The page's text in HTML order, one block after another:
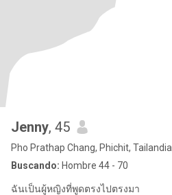
Jenny, 45
Pho Prathap Chang, Phichit, Tailandia
Buscando: Hombre 44 - 70
ฉันเป็นผู้หญิงที่พูดตรงไปตรงมา